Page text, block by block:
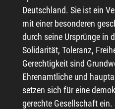
Deutschland. Sie ist ein
mit einer besonderen
durch seine Ursprünge in
Solidarität, Toleranz,
Gerechtigkeit sind
Ehrenamtliche und
setzen sich für eine
gerechte Gesellschaft ein.